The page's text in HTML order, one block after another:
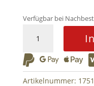
Verfügbar bei
Cleaner
100ml
Menge
  
Artikelnummer: